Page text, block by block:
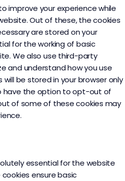
improve your experience while
Out of these, the cookies
are stored on your
for the working of basic
We also use third-party
and understand how you use
be stored in your browser only
have the option to opt-out of
of some of these cookies may
essential for the website
ensure basic